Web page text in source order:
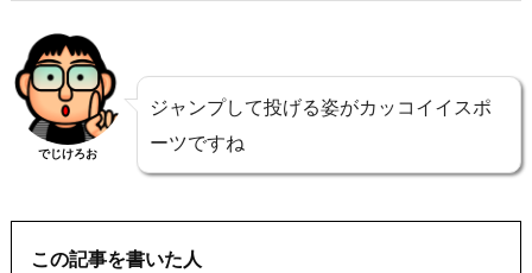
でじけろお
ジャンプして投げる姿がカッコイイスポ
ーツですね
この記事を書いた人